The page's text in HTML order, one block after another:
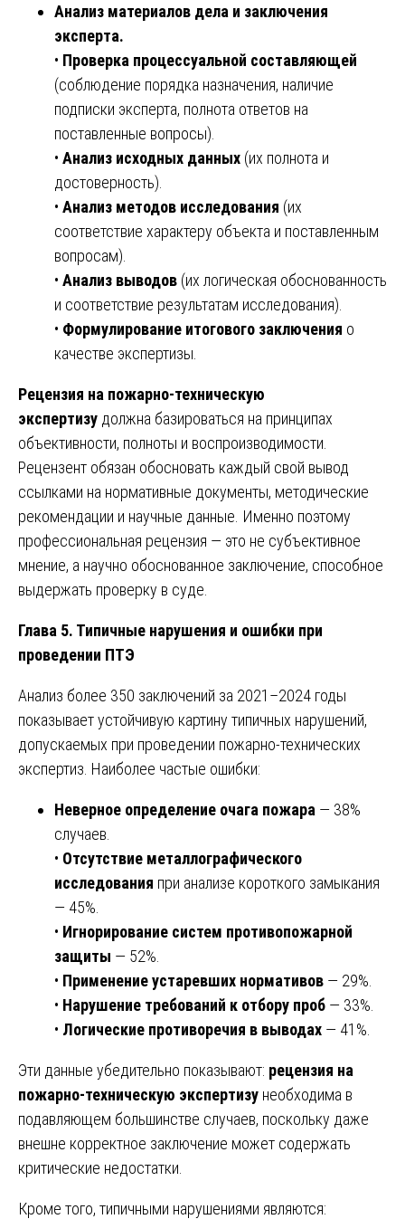
Анализ материалов дела и заключения
эксперта.
• Проверка процессуальной составляющей
(соблюдение порядка назначения, наличие
подписки эксперта, полнота ответов на
поставленные вопросы).
• Анализ исходных данных (их полнота и
достоверность).
• Анализ методов исследования (их
соответствие характеру объекта и поставленным
вопросам).
• Анализ выводов (их логическая обоснованность
и соответствие результатам исследования).
• Формулирование итогового заключения о
качестве экспертизы.
Рецензия на пожарно-техническую
экспертизу должна базироваться на принципах
объективности, полноты и воспроизводимости.
Рецензент обязан обосновать каждый свой вывод
ссылками на нормативные документы, методические
рекомендации и научные данные. Именно поэтому
профессиональная рецензия — это не субъективное
мнение, а научно обоснованное заключение, способное
выдержать проверку в суде.
Глава 5. Типичные нарушения и ошибки при
проведении ПТЭ
Анализ более 350 заключений за 2021–2024 годы
показывает устойчивую картину типичных нарушений,
допускаемых при проведении пожарно-технических
экспертиз. Наиболее частые ошибки:
Неверное определение очага пожара — 38%
случаев.
• Отсутствие металлографического
исследования при анализе короткого замыкания
— 45%.
• Игнорирование систем противопожарной
защиты — 52%.
• Применение устаревших нормативов — 29%.
• Нарушение требований к отбору проб — 33%.
• Логические противоречия в выводах — 41%.
Эти данные убедительно показывают: рецензия на
пожарно-техническую экспертизу необходима в
подавляющем большинстве случаев, поскольку даже
внешне корректное заключение может содержать
критические недостатки.
Кроме того, типичными нарушениями являются: